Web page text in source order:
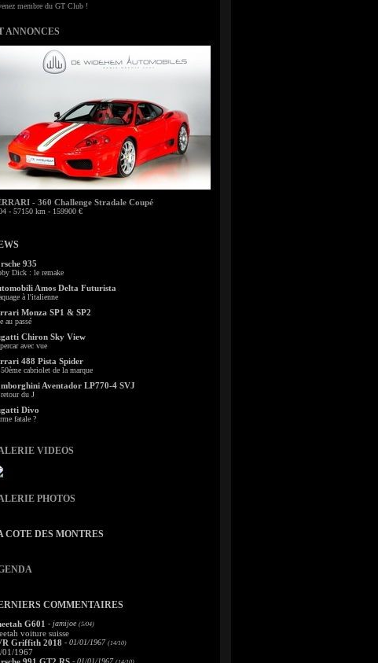
ANNONCES
- 360 Challenge Stradale Coupé
- 57150 km - 159900 €
935
Dick : le remake
Amos Delta Futurista
à l'italienne
Monza SP1 & SP2
au passé
Chiron Sky View
avec vue
488 Pista Spider
cabriolet de la marque
Aventador LP770-4 SVJ
du J
Divo
fatale ?
VIDEOS
PHOTOS
COTE DES MONTRES
COMMENTAIRES
G601 - jamijoe (5/04)
voiture suisse
Griffith 2018 - 01/01/1967 (14/10)
01/1967
- 01/01/1967